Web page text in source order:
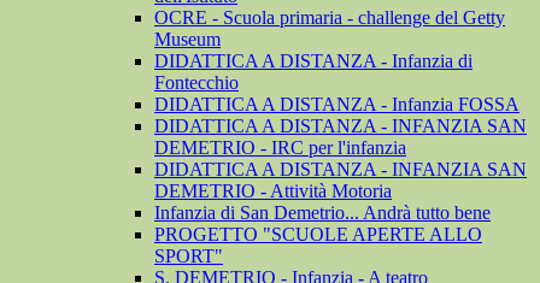
OCRE - Scuola primaria - challenge del Getty
Museum
DIDATTICA A DISTANZA - Infanzia di
Fontecchio
DIDATTICA A DISTANZA - Infanzia FOSSA
DIDATTICA A DISTANZA - INFANZIA SAN
DEMETRIO - IRC per l'infanzia
DIDATTICA A DISTANZA - INFANZIA SAN
DEMETRIO - Attività Motoria
Infanzia di San Demetrio... Andrà tutto bene
PROGETTO "SCUOLE APERTE ALLO
SPORT"
S. DEMETRIO - Infanzia - A teatro